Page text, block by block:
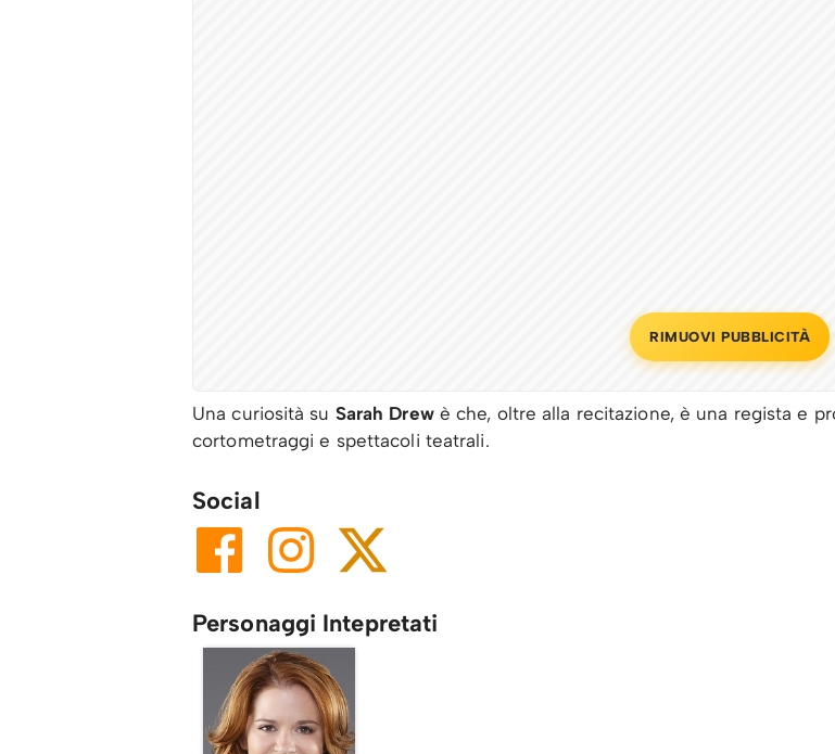
RIMUOVI PUBBLICITÀ
Una curiosità su Sarah Drewè che, oltre alla recitazione, è una regista e
cortometraggi e spettacoli teatrali.
Social
Personaggi Intepretati